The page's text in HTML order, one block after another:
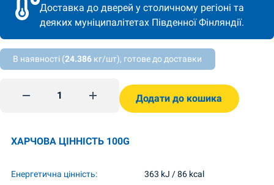
Доставка до дверей у столичному регіоні та
деяких муніципалітетах Південної Фінляндії.
В наявності (24.386 кг/шт), готове до доставки
Карась цілий патраний 1кг Veladis quantity
Додати до кошика
ХАРЧОВА ЦІННІСТЬ 100G
Енергетична цінність: 363 kJ / 86 kcal